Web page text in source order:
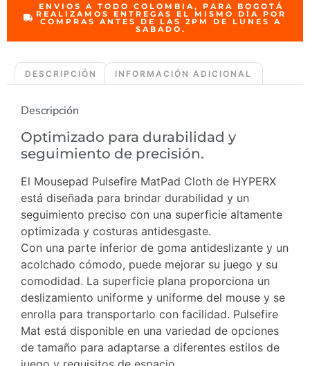
ENVIOS A TODO COLOMBIA, PARA BOGOTÁ
REALIZAMOS ENTREGAS EL MISMO DÍA POR
COMPRAS ANTES DE LAS 2PM DE LUNES A
SABADO.
DESCRIPCIÓN INFORMACIÓN ADICIONAL
Descripción
Optimizado para durabilidad y
seguimiento de precisión.
El Mousepad Pulsefire MatPad Cloth de HYPERX
está diseñada para brindar durabilidad y un
seguimiento preciso con una superficie altamente
optimizada y costuras antidesgaste.
Con una parte inferior de goma antideslizante y un
acolchado cómodo, puede mejorar su juego y su
comodidad. La superficie plana proporciona un
deslizamiento uniforme y uniforme del mouse y se
enrolla para transportarlo con facilidad. Pulsefire
Mat está disponible en una variedad de opciones
de tamaño para adaptarse a diferentes estilos de